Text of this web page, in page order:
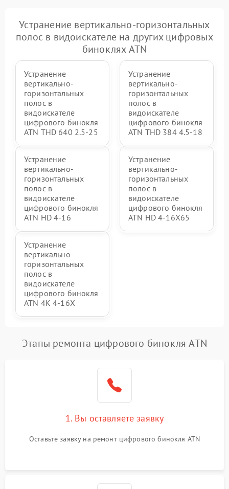
Устранение вертикально-горизонтальных
полос в видоискателе на других цифровых
биноклях ATN
Устранение
вертикально-
горизонтальных
полос в
видоискателе
цифрового бинокля
ATN THD 640 2.5-25
Устранение
вертикально-
горизонтальных
полос в
видоискателе
цифрового бинокля
ATN THD 384 4.5-18
Устранение
вертикально-
горизонтальных
полос в
видоискателе
цифрового бинокля
ATN HD 4-16
Устранение
вертикально-
горизонтальных
полос в
видоискателе
цифрового бинокля
ATN HD 4-16X65
Устранение
вертикально-
горизонтальных
полос в
видоискателе
цифрового бинокля
ATN 4K 4-16X
Этапы ремонта цифрового бинокля ATN
1. Вы оставляете заявку
Оставьте заявку на ремонт цифрового бинокля ATN